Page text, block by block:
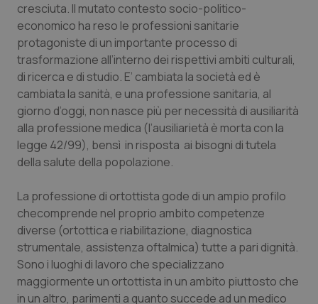
cresciuta. Il mutato contesto socio-politico-
economico ha reso le professioni sanitarie
protagoniste di un importante processo di
trasformazione all’interno dei rispettivi ambiti culturali,
di ricerca e di studio. E’ cambiata la società ed è
cambiata la sanità, e una professione sanitaria, al
giorno d’oggi, non nasce più per necessità di ausiliarità
alla professione medica (l’ausiliarietà è morta con la
legge 42/99), bensì in risposta ai bisogni di tutela
della salute della popolazione.
La professione di ortottista gode di un ampio profilo
checomprende nel proprio ambito competenze
diverse (ortottica e riabilitazione, diagnostica
strumentale, assistenza oftalmica) tutte a pari dignità.
Sono i luoghi di lavoro che specializzano
maggiormente un ortottista in un ambito piuttosto che
in un altro, parimenti a quanto succede ad un medico